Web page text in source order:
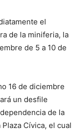
el
de la miniferia, la
de 5 a 10 de
16 de diciembre
un desfile
de la
Cívica, el cual